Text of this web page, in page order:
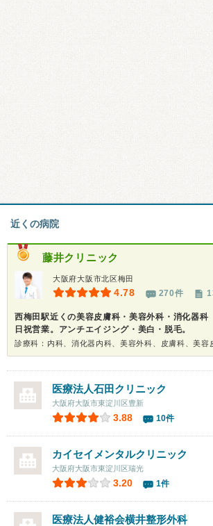
近くの病院
藤井クリニック
大阪府大阪市北区梅田
4.78 270件
西梅田駅近くの美容皮膚科・美容外科・消化器
日祝営業。アンチエイジング・美白・脱毛。
診療科：内科、消化器内科、美容外科、皮膚科、美容
医療法人石田クリニック
大阪府大阪市東淀川区豊新
3.88 10件
カイセイメンタルクリニック
大阪府大阪市東淀川区瑞光
3.20 1件
医療法人健裕会横井整形外科